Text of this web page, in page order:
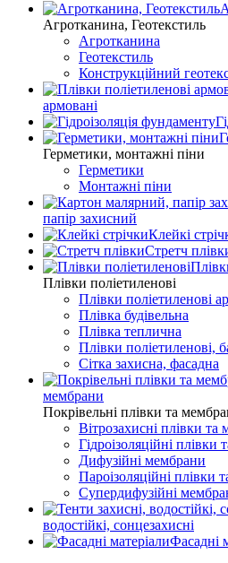
Агротканина, Геотекстиль
Агротканина
Геотекстиль
Конструкційний
армовані
Герметики, монтажні піни
Герметики
Монтажні піни
папір захисний
Клейкі
Стретч
Плівки поліетиленові
Плівки поліетиленові
Плівка будівельна
Плівка теплична
Плівки поліетиленові,
Сітка захисна, фасадна
мембрани
Покрівельні плівки та
Вітрозахисні плівки та
Гідроізоляційні плівки
Дифузійні мембрани
Пароізоляційні плівки
Супердифузійні
водостійкі, сонцезахисні
Фасадні